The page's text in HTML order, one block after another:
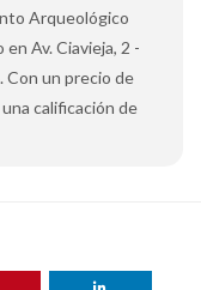
Arqueológico
Av. Ciavieja, 2 -
Con un precio de
calificación de